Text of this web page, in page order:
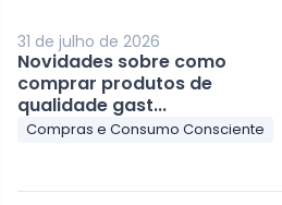
31 de julho de 2026
Novidades sobre como
comprar produtos de
qualidade gast...
Compras e Consumo Consciente